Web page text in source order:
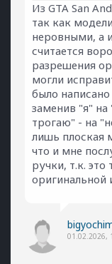
Из GTA San
так как
неровными, а
считается
разрешения
могли
было
заменив "я"
трогаю" - на
лишь плоская
что и мне
ручки, т.к. это
оригинальной
01.02.2026,